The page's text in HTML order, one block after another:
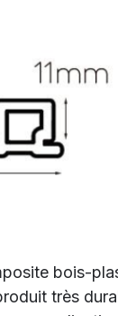
bois-
très